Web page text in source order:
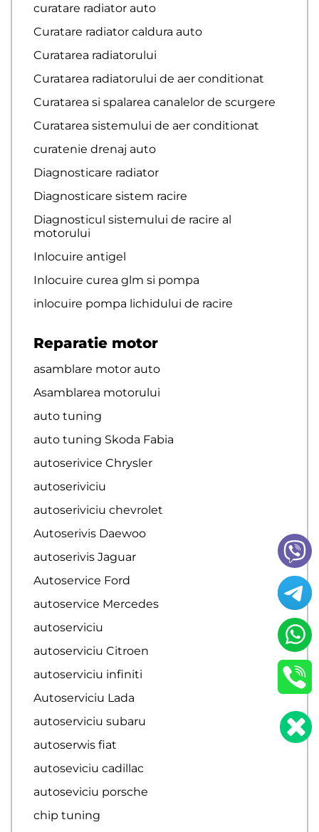
curatare radiator auto
Curatare radiator caldura auto
Curatarea radiatorului
Curatarea radiatorului de aer conditionat
Curatarea si spalarea canalelor de scurgere
Curatarea sistemului de aer conditionat
curatenie drenaj auto
Diagnosticare radiator
Diagnosticare sistem racire
Diagnosticul sistemului de racire al
motorului
Inlocuire antigel
Inlocuire curea glm si pompa
inlocuire pompa lichidului de racire
Reparatie motor
asamblare motor auto
Asamblarea motorului
auto tuning
auto tuning Skoda Fabia
autoserivice Chrysler
autoseriviciu
autoseriviciu chevrolet
Autoserivis Daewoo
autoserivis Jaguar
Autoservice Ford
autoservice Mercedes
autoserviciu
autoserviciu Citroen
autoserviciu infiniti
Autoserviciu Lada
autoserviciu subaru
autoserwis fiat
autoseviciu cadillac
autoseviciu porsche
chip tuning